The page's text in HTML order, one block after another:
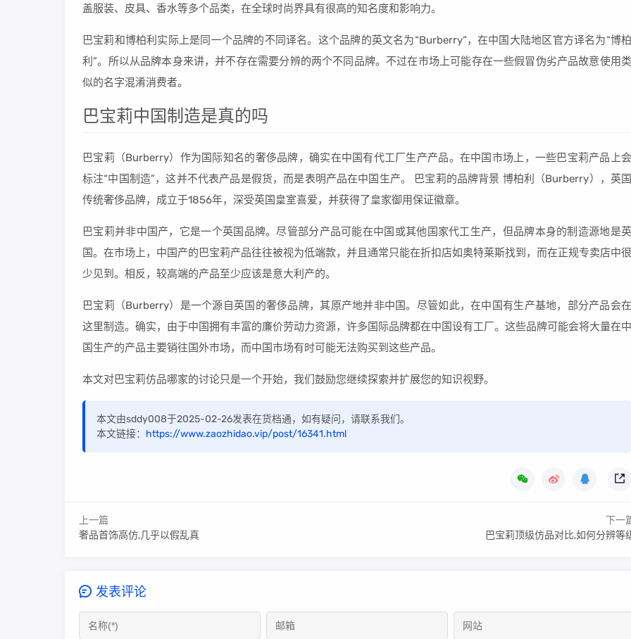
盖服装、皮具、香水等多个品类，在全球时尚界具有很高的知名度和影响力。
巴宝莉和博柏利实际上是同一个品牌的不同译名。这个品牌的英文名为“Burberry”，在中国大陆地区官方译名为“博柏
利”。所以从品牌本身来讲，并不存在需要分辨的两个不同品牌。不过在市场上可能存在一些假冒伪劣产品故意使用类
似的名字混淆消费者。
巴宝莉中国制造是真的吗
巴宝莉（Burberry）作为国际知名的奢侈品牌，确实在中国有代工厂生产产品。在中国市场上，一些巴宝莉产品上会
标注“中国制造”，这并不代表产品是假货，而是表明产品在中国生产。 巴宝莉的品牌背景 博柏利（Burberry），英国
传统奢侈品牌，成立于1856年，深受英国皇室喜爱，并获得了皇家御用保证徽章。
巴宝莉并非中国产，它是一个英国品牌。尽管部分产品可能在中国或其他国家代工生产，但品牌本身的制造源地是英
国。在市场上，中国产的巴宝莉产品往往被视为低端款，并且通常只能在折扣店如奥特莱斯找到，而在正规专卖店中很
少见到。相反，较高端的产品至少应该是意大利产的。
巴宝莉（Burberry）是一个源自英国的奢侈品牌，其原产地并非中国。尽管如此，在中国有生产基地，部分产品会在
这里制造。确实，由于中国拥有丰富的廉价劳动力资源，许多国际品牌都在中国设有工厂。这些品牌可能会将大量在中
国生产的产品主要销往国外市场，而中国市场有时可能无法购买到这些产品。
本文对巴宝莉仿品哪家的讨论只是一个开始，我们鼓励您继续探索并扩展您的知识视野。
本文由sddy008于2025-02-26发表在货档通，如有疑问，请联系我们。
本文链接： https://www.zaozhidao.vip/post/16341.html
上一篇
奢品首饰高仿,几乎以假乱真
下一
巴宝莉顶级仿品对比,如何分辨等
发表评论